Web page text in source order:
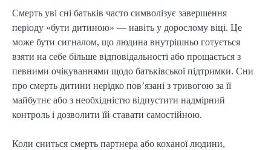
Смерть уві сні батьків часто символізує завершення
періоду «бути дитиною» — навіть у дорослому віці. Це
може бути сигналом, що людина внутрішньо готується
взяти на себе більше відповідальності або прощається з
певними очікуваннями щодо батьківської підтримки. Сни
про смерть дитини нерідко пов’язані з тривогою за її
майбутнє або з необхідністю відпустити надмірний
контроль і дозволити їй ставати самостійною.
Коли сниться смерть партнера або коханої людини,